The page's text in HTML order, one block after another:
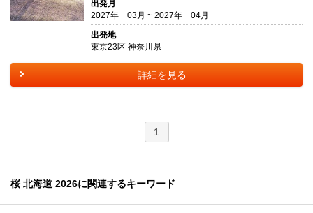
出発月
2027年 03月 ~ 2027年 04月
出発地
東京23区 神奈川県
詳細を見る
1
桜 北海道 2026に関連するキーワード